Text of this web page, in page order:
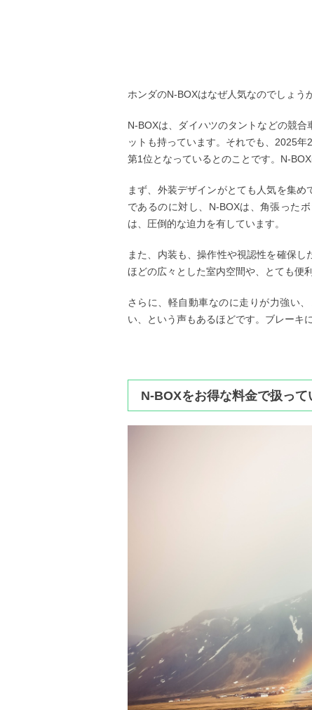
ホンダのN-BOXはなぜ人気なのでしょう
N-BOXは、ダイハツのタントなどの競
ットも持っています。それでも、2025
第1位となっているとのことです。N-
まず、外装デザインがとても人気を集
であるのに対し、N-BOXは、角張った
は、圧倒的な迫力を有しています。
また、内装も、操作性や視認性を確保
ほどの広々とした室内空間や、とても便
さらに、軽自動車なのに走りが力強い
い、という声もあるほどです。ブレーキ
N-BOXをお得な料金で扱って